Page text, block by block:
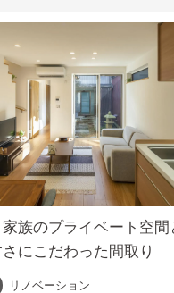
家族のプライベート空間
にこだわった間取り
リノベーション